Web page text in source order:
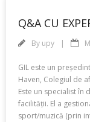
Q&A CU
By upy
GIL este un
Haven, Colegiul de
Este un specialist în
facilității. El a
sport/muzică (prin